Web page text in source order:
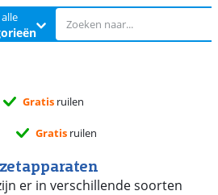
Gratis ruilen
Gratis ruilen
er in verschillende soorten